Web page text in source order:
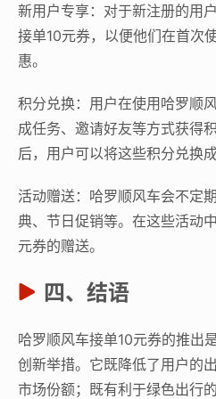
新用户专享：对于新注册的用
接单10元券，以便他们在首次
惠。
积分兑换：用户在使用哈罗顺
成任务、邀请好友等方式获得
后，用户可以将这些积分兑换
活动赠送：哈罗顺风车会不定
典、节日促销等。在这些活动
元券的赠送。
四、结语
哈罗顺风车接单10元券的推出
创新举措。它既降低了用户的
市场份额；既有利于绿色出行